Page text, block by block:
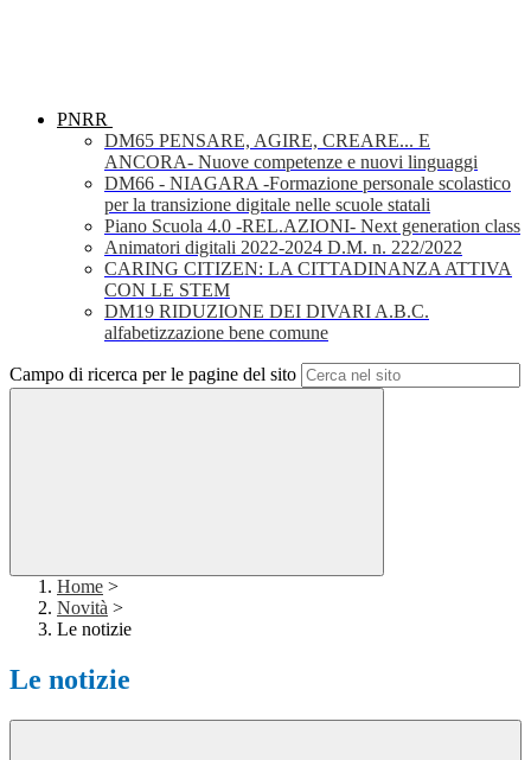
PNRR
DM65 PENSARE, AGIRE, CREARE... E
ANCORA- Nuove competenze e nuovi linguaggi
DM66 - NIAGARA -Formazione personale scolastico
per la transizione digitale nelle scuole statali
Piano Scuola 4.0 -REL.AZIONI- Next generation class
Animatori digitali 2022-2024 D.M. n. 222/2022
CARING CITIZEN: LA CITTADINANZA ATTIVA
CON LE STEM
DM19 RIDUZIONE DEI DIVARI A.B.C.
alfabetizzazione bene comune
Campo di ricerca per le pagine del sito
Home >
Novità >
Le notizie
Le notizie